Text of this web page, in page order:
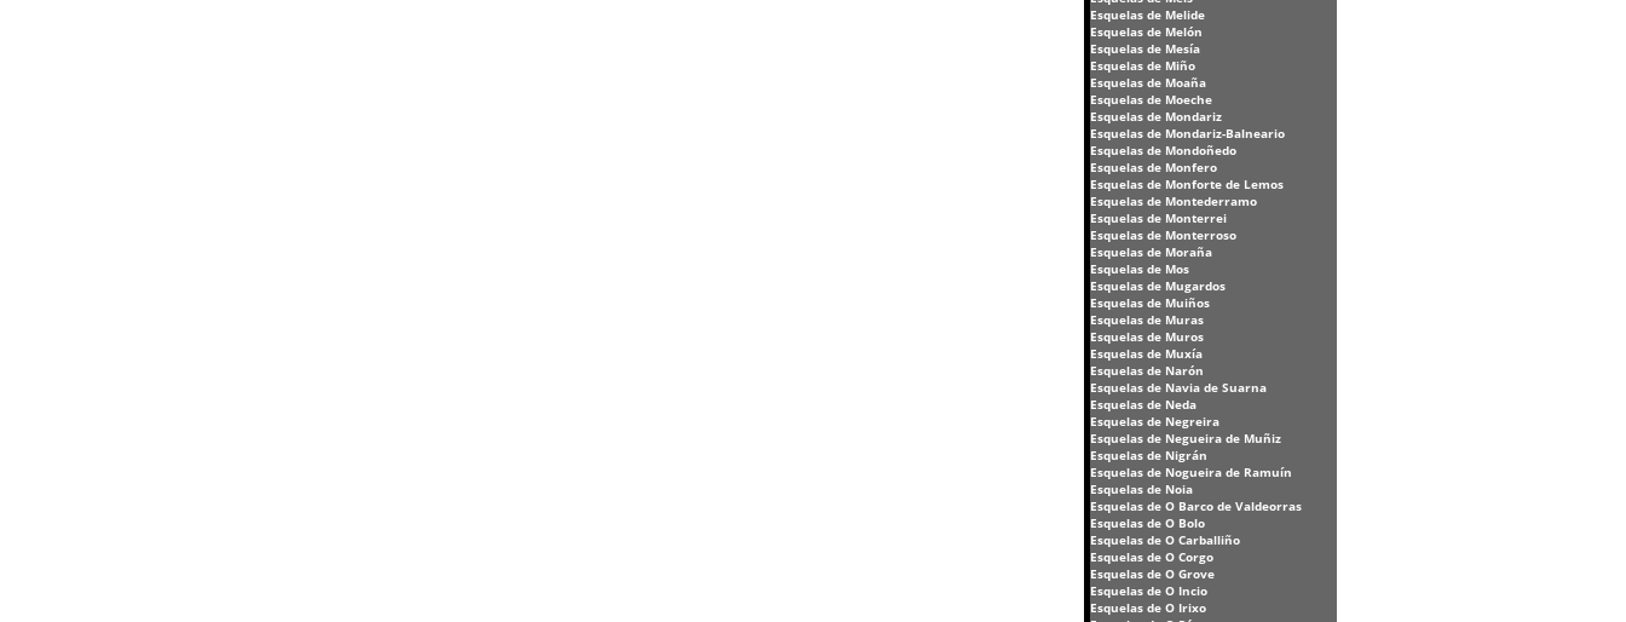
Esquelas de Melide
Esquelas de Melón
Esquelas de Mesía
Esquelas de Miño
Esquelas de Moaña
Esquelas de Moeche
Esquelas de Mondariz
Esquelas de Mondariz-Balneario
Esquelas de Mondoñedo
Esquelas de Monfero
Esquelas de Monforte de Lemos
Esquelas de Montederramo
Esquelas de Monterrei
Esquelas de Monterroso
Esquelas de Moraña
Esquelas de Mos
Esquelas de Mugardos
Esquelas de Muiños
Esquelas de Muras
Esquelas de Muros
Esquelas de Muxía
Esquelas de Narón
Esquelas de Navia de Suarna
Esquelas de Neda
Esquelas de Negreira
Esquelas de Negueira de Muñiz
Esquelas de Nigrán
Esquelas de Nogueira de Ramuín
Esquelas de Noia
Esquelas de O Barco de Valdeorras
Esquelas de O Bolo
Esquelas de O Carballiño
Esquelas de O Corgo
Esquelas de O Grove
Esquelas de O Incio
Esquelas de O Irixo